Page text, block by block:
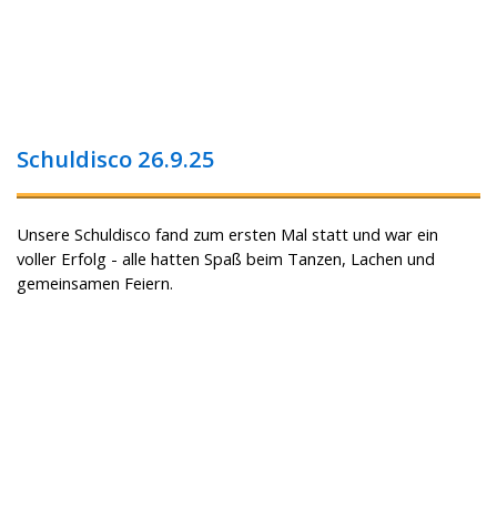
Schuldisco 26.9.25
Unsere Schuldisco fand zum ersten Mal statt und war ein
voller Erfolg - alle hatten Spaß beim Tanzen, Lachen und
gemeinsamen Feiern.